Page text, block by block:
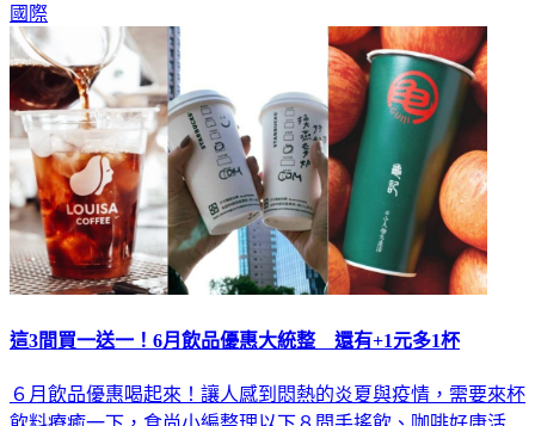
國際
這3間買一送一！6月飲品優惠大統整 還有+1元多1杯
６月飲品優惠喝起來！讓人感到悶熱的炎夏與疫情，需要來杯